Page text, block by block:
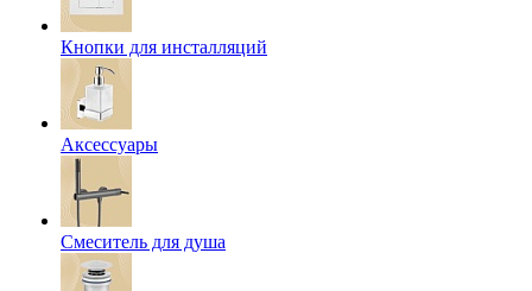
Кнопки для инсталляций
Аксессуары
Смеситель для душа